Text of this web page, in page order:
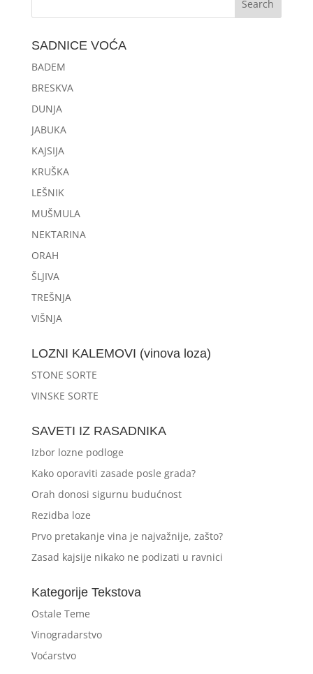
SADNICE VOĆA
BADEM
BRESKVA
DUNJA
JABUKA
KAJSIJA
KRUŠKA
LEŠNIK
MUŠMULA
NEKTARINA
ORAH
ŠLJIVA
TREŠNJA
VIŠNJA
LOZNI KALEMOVI (vinova loza)
STONE SORTE
VINSKE SORTE
SAVETI IZ RASADNIKA
Izbor lozne podloge
Kako oporaviti zasade posle grada?
Orah donosi sigurnu budućnost
Rezidba loze
Prvo pretakanje vina je najvažnije, zašto?
Zasad kajsije nikako ne podizati u ravnici
Kategorije Tekstova
Ostale Teme
Vinogradarstvo
Voćarstvo